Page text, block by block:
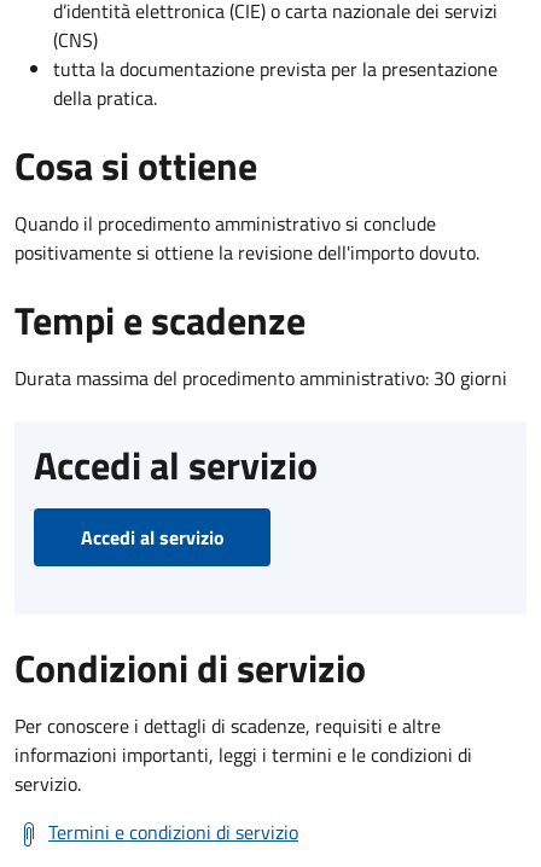
d’identità elettronica (CIE) o carta nazionale dei servizi
(CNS)
tutta la documentazione prevista per la presentazione
della pratica.
Cosa si ottiene
Quando il procedimento amministrativo si conclude
positivamente si ottiene la revisione dell'importo dovuto.
Tempi e scadenze
Durata massima del procedimento amministrativo: 30 giorni
Accedi al servizio
Accedi al servizio
Condizioni di servizio
Per conoscere i dettagli di scadenze, requisiti e altre
informazioni importanti, leggi i termini e le condizioni di
servizio.
Termini e condizioni di servizio